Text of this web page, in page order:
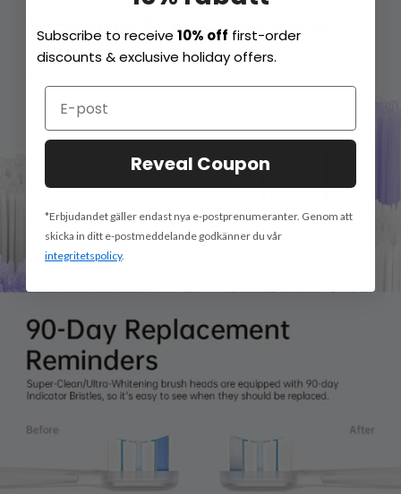
Subscribe to receive10% off first-order
discounts & exclusive holiday offers.
Reveal Coupon
*Erbjudandet gäller endast nya e-postprenumeranter. Genom att
skicka in ditt e-postmeddelande godkänner du vår
integritetspolicy.